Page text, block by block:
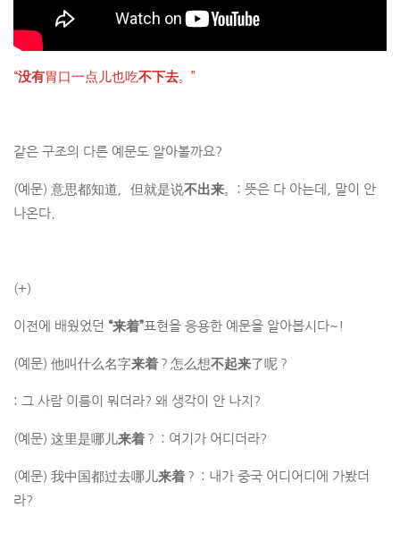
“没有胃口一点儿也吃不下去。”
같은 구조의 다른 예문도 알아볼까요?
(예문) 意思都知道，但就是说不出来。: 뜻은 다 아는데, 말이 안
나온다.
(+)
이전에 배웠었던 “来着”표현을 응용한 예문을 알아봅시다~!
(예문) 他叫什么名字来着 ？怎么想不起来了呢？
: 그 사람 이름이 뭐더라? 왜 생각이 안 나지?
(예문) 这里是哪儿来着 ？ : 여기가 어디더라?
(예문) 我中国都过去哪儿来着 ？ : 내가 중국 어디어디에 가봤더
라?